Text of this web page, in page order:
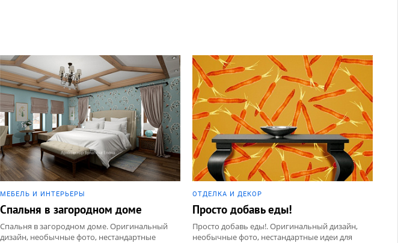
МЕБЕЛЬ И ИНТЕРЬЕРЫ
Спальня в загородном доме
Спальня в загородном доме. Оригинальный
дизайн, необычные фото, нестандартные
ОТДЕЛКА И ДЕКОР
Просто добавь еды!
Просто добавь еды!. Оригинальный дизайн,
необычные фото, нестандартные идеи для